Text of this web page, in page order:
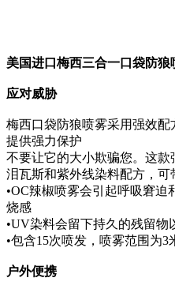
美国进口梅西三合一口袋防狼
应对威胁
梅西口袋防狼喷雾采用强效
提供强力保护
不要让它的大小欺骗您。这
泪瓦斯和紫外线染料配方，可
•OC辣椒喷雾会引起呼吸窘
烧感
•UV染料会留下持久的残留物
•包含15次喷发，喷雾范围为
户外便携